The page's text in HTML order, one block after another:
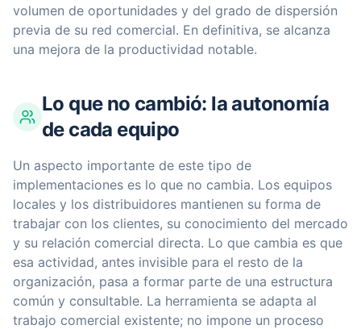
volumen de oportunidades y del grado de dispersión
previa de su red comercial. En definitiva, se alcanza
una mejora de la productividad notable.
Lo que no cambió: la autonomía
de cada equipo
Un aspecto importante de este tipo de
implementaciones es lo que no cambia. Los equipos
locales y los distribuidores mantienen su forma de
trabajar con los clientes, su conocimiento del mercado
y su relación comercial directa. Lo que cambia es que
esa actividad, antes invisible para el resto de la
organización, pasa a formar parte de una estructura
común y consultable. La herramienta se adapta al
trabajo comercial existente; no impone un proceso